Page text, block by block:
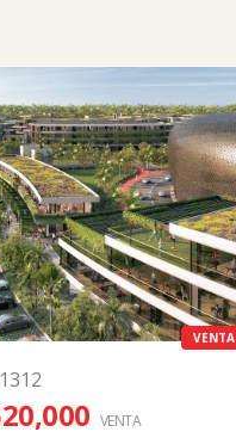
VENTA
1312
VENTA